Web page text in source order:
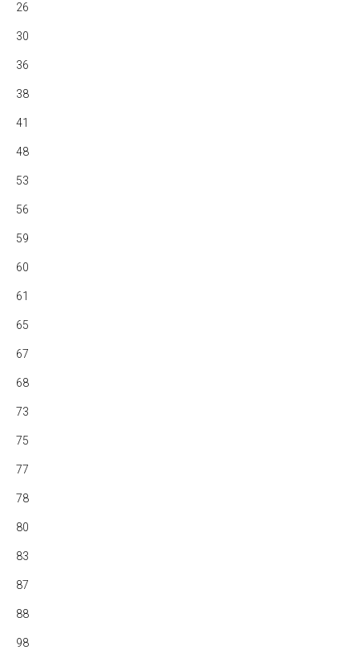
26
30
36
38
41
48
53
56
59
60
61
65
67
68
73
75
77
78
80
83
87
88
98